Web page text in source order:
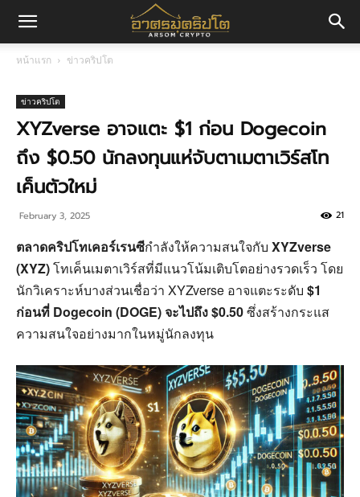
มค
ปโต
หน้าแรก ข่าวคริปโต
ข่าวคริปโต
XYZverse อาจแตะ $1 ก่อน Dogecoin
ถึง $0.50 นักลงทุนแห่จับตาเมตาเวิร์สโท
เค็นตัวใหม่
February 3, 2025 21
ตลาดคริปโทเคอร์เรนซีกำลังให้ความสนใจกับ XYZverse
(XYZ)โทเค็นเมตาเวิร์สที่มีแนวโน้มเติบโตอย่างรวดเร็ว โดย
นักวิเคราะห์บางส่วนเชื่อว่า XYZverse อาจแตะระดับ $1
ก่อนที่ Dogecoin (DOGE) จะไปถึง $0.50ซึ่งสร้างกระแส
ความสนใจอย่างมากในหมู่นักลงทุน